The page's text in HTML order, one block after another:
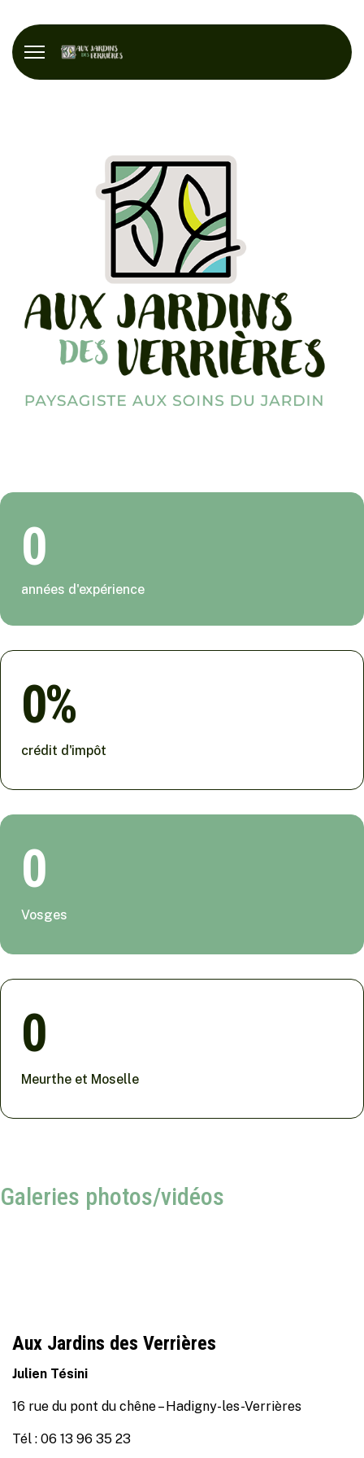
0
années d'expérience
0
crédit d'impôt
0
Vosges
0
Meurthe et Moselle
Galeries photos/vidéos
Aux Jardins des Verrières
Julien Tésini
16 rue du pont du chêne – Hadigny-les-Verrières
Tél : 06 13 96 35 23